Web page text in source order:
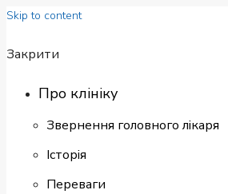
Skip to content
Закрити
Про клініку
Звернення головного лікаря
Історія
Переваги